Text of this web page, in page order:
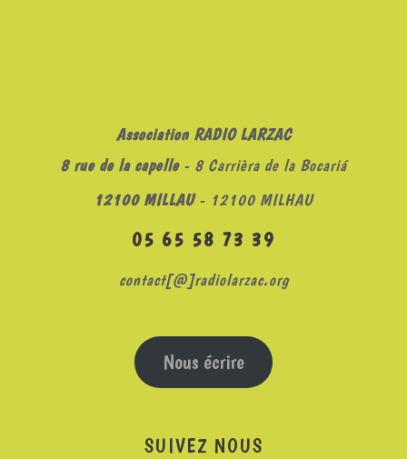
Association RADIO LARZAC
8 rue de la capelle- 8 Carrièra de la Bocariá
12100 MILLAU- 12100 MILHAU
05 65 58 73 39
contact[@]radiolarzac.org
Nous écrire
SUIVEZ NOUS